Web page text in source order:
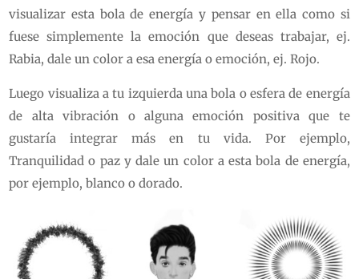
visualizar esta bola de energía y pensar en ella como si
fuese simplemente la emoción que deseas trabajar, ej.
Rabia, dale un color a esa energía o emoción, ej. Rojo.
Luego visualiza a tu izquierda una bola o esfera de energía
de alta vibración o alguna emoción positiva que te
gustaría integrar más en tu vida. Por ejemplo,
Tranquilidad o paz y dale un color a esta bola de energía,
por ejemplo, blanco o dorado.